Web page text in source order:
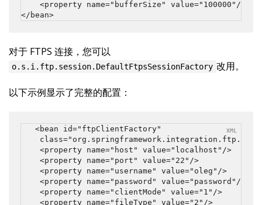
    <property name="bufferSize" value="100000"/>
</bean>
对于 FTPS 连接，您可以
o.s.i.ftp.session.DefaultFtpsSessionFactory 改用。
以下示例显示了完整的配置：
<bean id="ftpClientFactory"
    <property name="host" value="localhost"/>
    <property name="port" value="22"/>
    <property name="username" value="oleg"/>
    <property name="password" value="password"/>
    <property name="clientMode" value="1"/>
    <property name="fileType" value="2"/>